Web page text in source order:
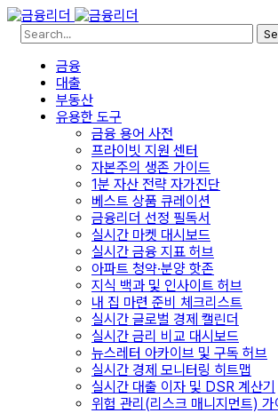
금융
대출
부동산
유용한 도구
금융 용어 사전
프라이빗 지원 센터
자본주의 생존 가이드
1분 자산 전략 자가진단
베스트 상품 큐레이션
금융리더 선정 필독서
실시간 마켓 대시보드
실시간 금융 지표 허브
아파트 청약·분양 핫존
지식 백과 및 인사이트 허브
내 집 마련 준비 체크리스트
실시간 글로벌 경제 캘린더
실시간 금리 비교 대시보드
뉴스레터 아카이브 및 구독 허브
실시간 경제 모니터링 히트맵
실시간 대출 이자 및 DSR 계산기
위험 관리(리스크 매니지먼트) 가